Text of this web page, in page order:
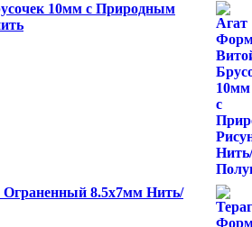
10мм с Природным
8.5х7мм Нить/